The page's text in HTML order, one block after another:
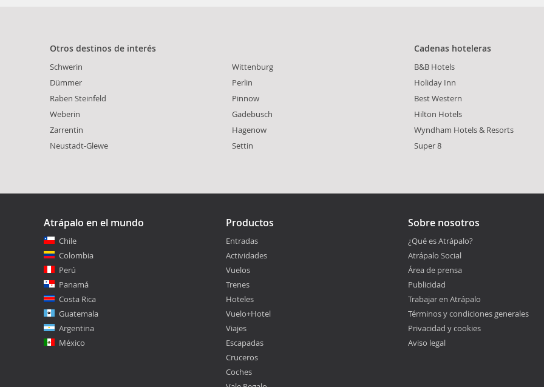
Otros destinos de interés
Schwerin
Dümmer
Raben Steinfeld
Weberin
Zarrentin
Neustadt-Glewe
Wittenburg
Perlin
Pinnow
Gadebusch
Hagenow
Settin
Cadenas hoteleras
B&B Hotels
Holiday Inn
Best Western
Hilton Hotels
Wyndham Hotels & Resorts
Super 8
Atrápalo en el mundo
Chile
Colombia
Perú
Panamá
Costa Rica
Guatemala
Argentina
México
Productos
Entradas
Actividades
Vuelos
Trenes
Hoteles
Vuelo+Hotel
Viajes
Escapadas
Cruceros
Coches
Sobre nosotros
¿Qué es Atrápalo?
Atrápalo Social
Área de prensa
Publicidad
Trabajar en Atrápalo
Términos y condiciones generales
Privacidad y cookies
Aviso legal